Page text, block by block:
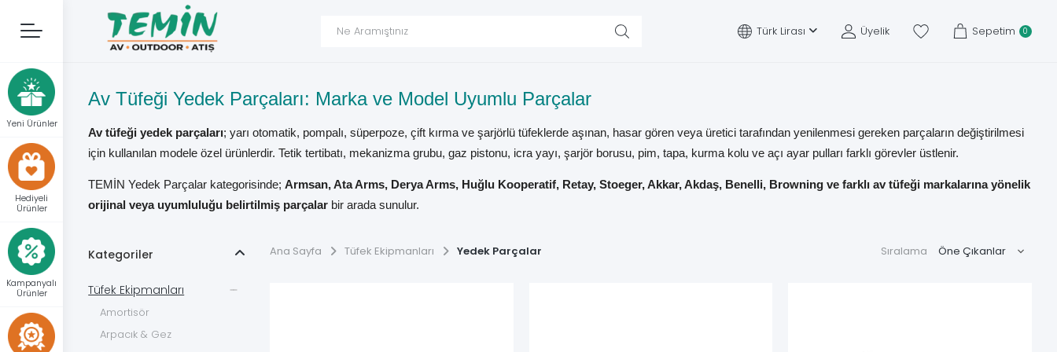
Türk Lirası Üyelik Sepetim 0
Yeni Ürünler
Hediyeli
Ürünler
Kampanyalı
Ürünler
Av Tüfeği Yedek Parçaları: Marka ve Model Uyumlu Parçalar
Av tüfeği yedek parçaları; yarı otomatik, pompalı, süperpoze, çift kırma ve şarjörlü tüfeklerde aşınan, hasar gören veya üretici tarafından yenilenmesi gereken parçaların değiştirilmesi
için kullanılan modele özel ürünlerdir. Tetik tertibatı, mekanizma grubu, gaz pistonu, icra yayı, şarjör borusu, pim, tapa, kurma kolu ve açı ayar pulları farklı görevler üstlenir.
TEMİN Yedek Parçalar kategorisinde;Armsan, Ata Arms, Derya Arms, Huğlu Kooperatif, Retay, Stoeger, Akkar, Akdaş, Benelli, Browning ve farklı av tüfeği markalarına yönelik
orijinal veya uyumluluğu belirtilmiş parçalar bir arada sunulur.
bağlantı ölçüsü ve üreticinin uyumluluk açıklaması birlikte kontrol edilmelidir.
Av Tüfeği Yedek Parça Çeşitleri
Parça Grubu
Kategoriler
Tüfek Ekipmanları
Amortisör
Arpacık & Gez
Ana Sayfa Tüfek Ekipmanları Yedek Parçalar Sıralama